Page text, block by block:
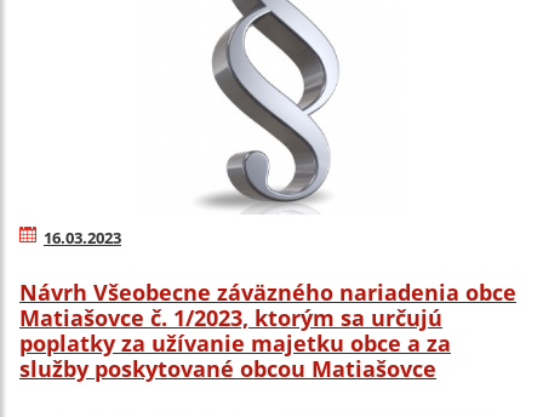
16.03.2023
Návrh Všeobecne záväzného nariadenia obce
Matiašovce č. 1/2023, ktorým sa určujú
poplatky za užívanie majetku obce a za
služby poskytované obcou Matiašovce